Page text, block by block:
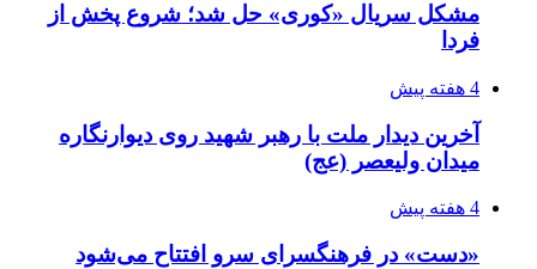
مشکل سریال «کوری» حل شد؛ شروع پخش از
فردا
4 هفته پیش
آخرین دیدار ملت با رهبر شهید روی دیوارنگاره
میدان ولیعصر (عج)
4 هفته پیش
«دست» در فرهنگسرای سرو افتتاح می‌شود